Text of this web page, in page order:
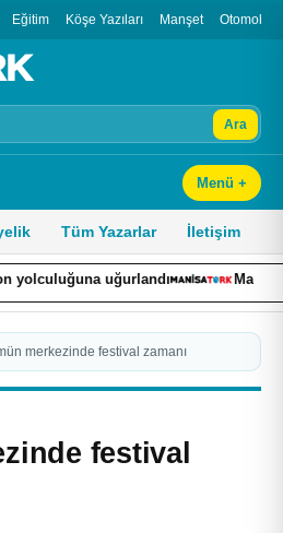
Eğitim Köşe Yazıları Manşet Otomobil
Ara
Menü +
Tüm Yazarlar İletişim
uğurlandı Makine dairesine
merkezinde festival zamanı
festival